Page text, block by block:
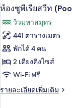
single
traveler
allowed)
ห้อง
น,
ระเบียง,
วิว
ทะเล
(No
single
traveler
allowed)
เปิด
ภาพถ่าย
ทั้งหมด
ของ
ห้อง
ซู
พี
7
ห้องซูพีเรียสวีท
วิวมหาสมุทร
441 ตารางเมตร
พักได้ 4 คน
2 เตียงคิงไซส์
Wi-Fi ฟรี
รายละเอียดเพิ่มเติม
ราย